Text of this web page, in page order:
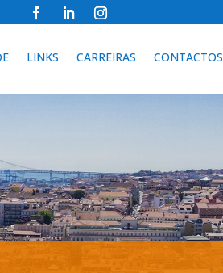
LINKS CARREIRAS
CONTACTOS